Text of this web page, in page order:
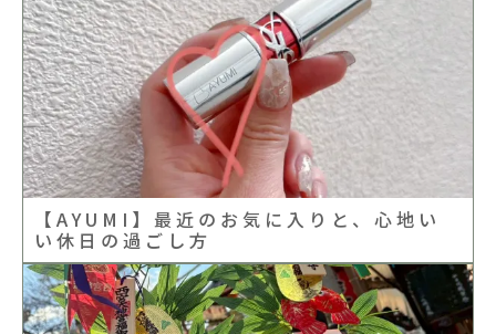
【AYUMI】最近のお気に入りと、心地い
い休日の過ごし方